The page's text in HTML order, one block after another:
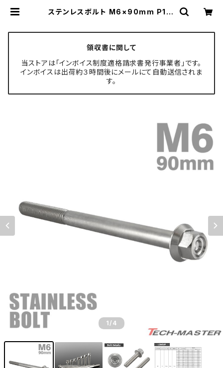
ステンレスボルト M6×90mm P1.0
TECH-MASTER ボルト専門店
領収書に関して
当ストアは「インボイス制度適格請求書発行事業者」です。
インボイスは出荷約３時間後にメールにて自動送信されま
す。
1 /4